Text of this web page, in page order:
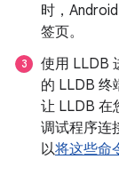
时，
签页。
使用 LLDB
的 LLDB 终
让 LLDB 在
调试程序连
以将这些命